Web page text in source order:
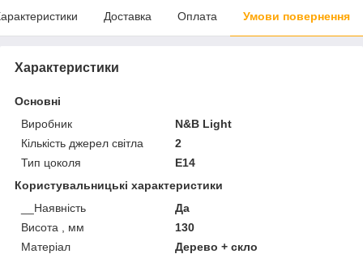
Доставка Оплата Умови повернення
Характеристики
Основні
Виробник
N&B Light
Кількість джерел світла
2
Тип цоколя
E14
Користувальницькі характеристики
__Наявність
Да
Висота , мм
130
Матеріал
Дерево + скло